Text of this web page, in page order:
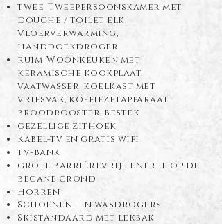
twee Tweepersoonskamer met
douche / toilet elk,
Vloerverwarming,
handdoekdroger
ruim Woonkeuken met
keramische kookplaat,
vaatwasser, koelkast met
vriesvak, koffiezetapparaat,
broodrooster, bestek
gezellige zithoek
Kabel-tv en gratis wifi
tv-bank
grote barrièrevrije entree op de
begane grond
Horren
Schoenen- en wasdrogers
Skistandaard met lekbak